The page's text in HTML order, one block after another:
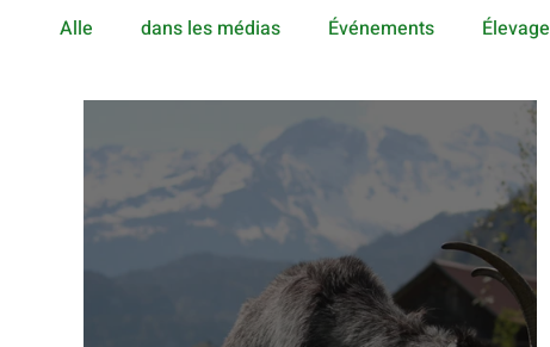
Alle dans les médias Événements Élevage